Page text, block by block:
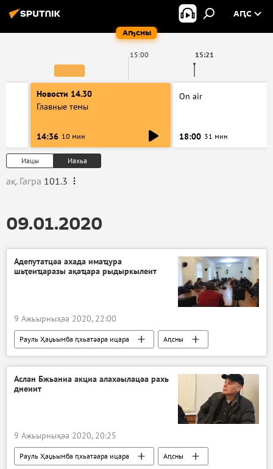
Аҧсны
АԤС
15:00 15:21
Новости 14.30
Главные темы
14:36 10 мин
On air
18:00 31 мин
Иацы Иахьа
ақ. Гагра 101.3
09.01.2020
Адепутатцәа ахада имаҵура
шьҭеиҵаразы ақәҵара рыдыркылеит
9 Ажьырныҳәа 2020, 22:00
Рауль Ҳаџьымба ԥхьатәара ицара
Аԥсны
Ажәабжьқәа
Аслан Бжьаниа акциа алахәылацәа рахь
днеиит
9 Ажьырныҳәа 2020, 20:25
Рауль Ҳаџьымба ԥхьатәара ицара
Аԥсны